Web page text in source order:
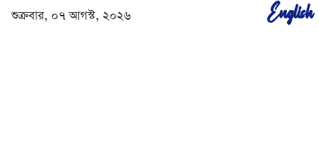
শুক্রবার, ০৭ আগস্ট, ২০২৬ English